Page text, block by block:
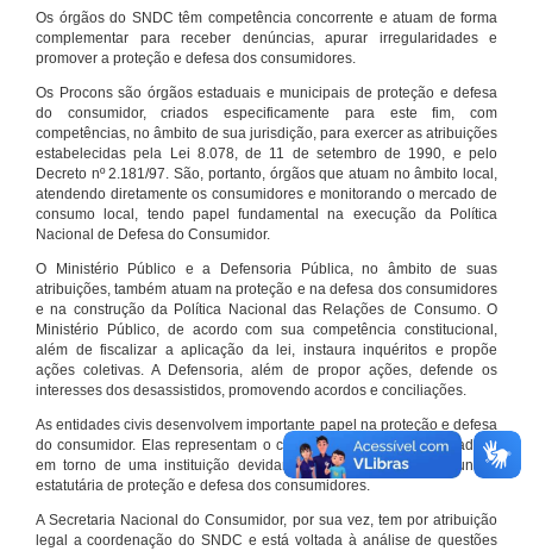
Os órgãos do SNDC têm competência concorrente e atuam de forma
complementar para receber denúncias, apurar irregularidades e
promover a proteção e defesa dos consumidores.
Os Procons são órgãos estaduais e municipais de proteção e defesa
do consumidor, criados especificamente para este fim, com
competências, no âmbito de sua jurisdição, para exercer as atribuições
estabelecidas pela Lei 8.078, de 11 de setembro de 1990, e pelo
Decreto nº 2.181/97. São, portanto, órgãos que atuam no âmbito local,
atendendo diretamente os consumidores e monitorando o mercado de
consumo local, tendo papel fundamental na execução da Política
Nacional de Defesa do Consumidor.
O Ministério Público e a Defensoria Pública, no âmbito de suas
atribuições, também atuam na proteção e na defesa dos consumidores
e na construção da Política Nacional das Relações de Consumo. O
Ministério Público, de acordo com sua competência constitucional,
além de fiscalizar a aplicação da lei, instaura inquéritos e propõe
ações coletivas. A Defensoria, além de propor ações, defende os
interesses dos desassistidos, promovendo acordos e conciliações.
As entidades civis desenvolvem importante papel na proteção e defesa
do consumidor. Elas representam o conjunto organizado de cidadãos
em torno de uma instituição devidamente registrada e com função
estatutária de proteção e defesa dos consumidores.
A Secretaria Nacional do Consumidor, por sua vez, tem por atribuição
legal a coordenação do SNDC e está voltada à análise de questões